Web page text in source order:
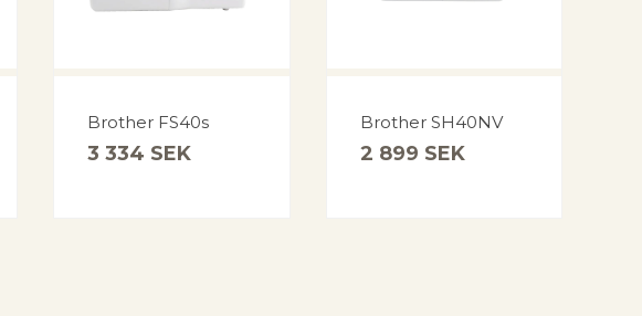
Brother FS40s
3 334 SEK
Brother SH40NV
2 899 SEK